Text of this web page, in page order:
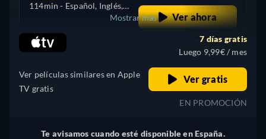
114min - Español, Inglés,
Ver ahora
Chile
Mostrar más
Ver películas similares en Apple
TV gratis
7 días gratis
Luego 9,99€ / mes
Ver gratis
EN PROMOCIÓN
Te avisamos cuando esté disponible en España.